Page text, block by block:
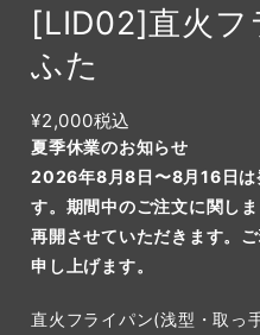
[LID02]直火フ
ふた
¥2,000税込
夏季休業のお知らせ
2026年8月8日〜8月16日は
す。期間中のご注文に関し
再開させていただきます。
申し上げます。
直火フライパン(浅型・取っ